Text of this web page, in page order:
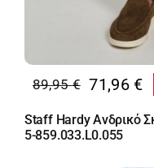
89,95€
Original
price
was:
71,96 €
Η
τρέχουσα
τιμή
Staff Hardy Ανδρικό
5-859.033.L0.055